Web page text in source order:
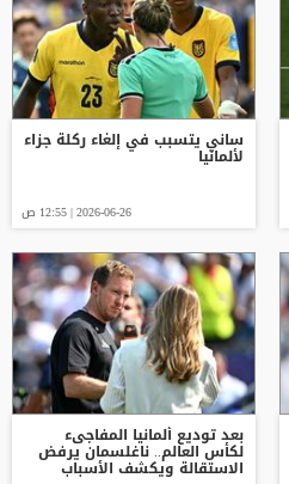
ساني يتسبب في إلغاء ركلة جزاء
لألمانيا
2026-06-26 | 12:55 ص
بعد توديع ألمانيا المفاجىء
لكأس العالم.. ناغلسمان يرفض
الاستقالة ويكشف الأسباب